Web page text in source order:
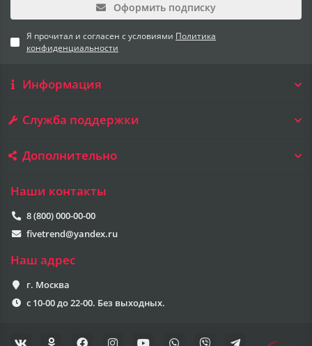
Оформить подписку
Я прочитал и согласен с условиями Политика
конфиденциальности
Информация
Служба поддержки
Дополнительно
Наши контакты
8 (800) 000-00-00
fivetrend@yandex.ru
Наш адрес
г. Москва
с 10-00 до 22-00. Без выходных.